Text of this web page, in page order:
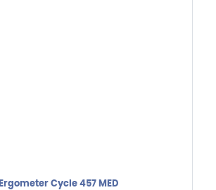
Ergometer Cycle 457 MED